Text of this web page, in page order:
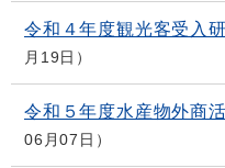
令和４年度観光客受入
月19日
令和５年度水産物外商
06月07日